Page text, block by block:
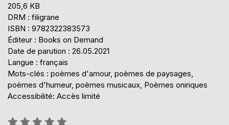
205,6 KB
DRM : filigrane
ISBN : 9782322383573
Éditeur : Books on Demand
Date de parution : 26.05.2021
Langue : français
Mots-clés : poèmes d'amour, poèmes de paysages,
poèmes d'humeur, poèmes musicaux, Poèmes oniriques
Accessibilité: Accès limité
Évaluation: